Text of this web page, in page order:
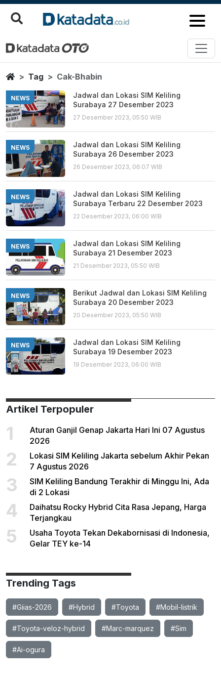
Cak Bhabin
Berita Terbaru
HomeTag Cak-Bhabin
NEWS
Jadwal dan Lokasi SIM Keliling
Surabaya 27 Desember 2023
27 Desember 2023, 05:50 WIB
NEWS
Jadwal dan Lokasi SIM Keliling
Surabaya 26 Desember 2023
26 Desember 2023, 06:07 WIB
NEWS
Jadwal dan Lokasi SIM Keliling
Surabaya Terbaru 22 Desember 2023
22 Desember 2023, 06:00 WIB
NEWS
Jadwal dan Lokasi SIM Keliling
Surabaya 21 Desember 2023
21 Desember 2023, 05:50 WIB
NEWS
Berikut Jadwal dan Lokasi SIM Keliling
Surabaya 20 Desember 2023
20 Desember 2023, 05:50 WIB
NEWS
Jadwal dan Lokasi SIM Keliling
Surabaya 19 Desember 2023
19 Desember 2023, 06:00 WIB
Artikel Terpopuler
1
Aturan Ganjil Genap Jakarta Hari Ini 07 Agustus
2026
2
Lokasi SIM Keliling Jakarta sebelum Akhir Pekan
7 Agustus 2026
3
SIM Keliling Bandung Terakhir di Minggu Ini, Ada
di 2 Lokasi
4
Daihatsu Rocky Hybrid Cita Rasa Jepang, Harga
Terjangkau
5
Usaha Toyota Tekan Dekabornisasi di Indonesia,
Gelar TEY ke-14
Trending Tags
#Giias-2026 #Hybrid #Toyota #Mobil-listrik
#Toyota-veloz-hybrid #Marc-marquez #Sim
#Ai-ogura